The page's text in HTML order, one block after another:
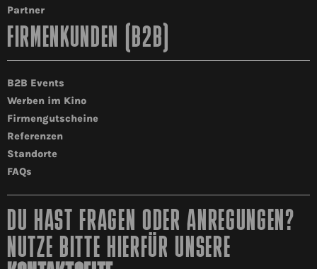
Partner
FIRMENKUNDEN (B2B)
B2B Events
Werben im Kino
Firmengutscheine
Referenzen
Standorte
FAQs
DU HAST FRAGEN ODER ANREGUNGEN?
NUTZE BITTE HIERFÜR UNSERE